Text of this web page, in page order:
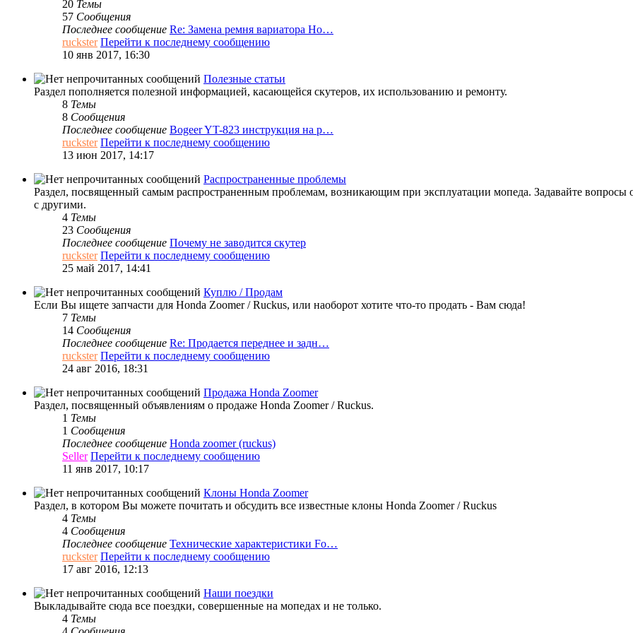
20 Темы
57 Сообщения
Последнее сообщение Re: Замена ремня вариатора Ho…
ruckster Перейти к последнему сообщению
10 янв 2017, 16:30
Полезные статьи
Раздел пополняется полезной информацией, касающейся скутеров, их использованию и ремонту.
8 Темы
8 Сообщения
Последнее сообщение Bogeer YT-823 инструкция на р…
ruckster Перейти к последнему сообщению
13 июн 2017, 14:17
Распространенные проблемы
Раздел, посвященный самым распространенным проблемам, возникающим при эксплуатации мопеда. Задавайте вопросы
с другими.
4 Темы
23 Сообщения
Последнее сообщение Почему не заводится скутер
ruckster Перейти к последнему сообщению
25 май 2017, 14:41
Куплю / Продам
Если Вы ищете запчасти для Honda Zoomer / Ruckus, или наоборот хотите что-то продать - Вам сюда!
7 Темы
14 Сообщения
Последнее сообщение Re: Продается переднее и задн…
ruckster Перейти к последнему сообщению
24 авг 2016, 18:31
Продажа Honda Zoomer
Раздел, посвященный объявлениям о продаже Honda Zoomer / Ruckus.
1 Темы
1 Сообщения
Последнее сообщение Honda zoomer (ruckus)
Seller Перейти к последнему сообщению
11 янв 2017, 10:17
Клоны Honda Zoomer
Раздел, в котором Вы можете почитать и обсудить все известные клоны Honda Zoomer / Ruckus
4 Темы
4 Сообщения
Последнее сообщение Технические характеристики Fo…
ruckster Перейти к последнему сообщению
17 авг 2016, 12:13
Наши поездки
Выкладывайте сюда все поездки, совершенные на мопедах и не только.
4 Темы